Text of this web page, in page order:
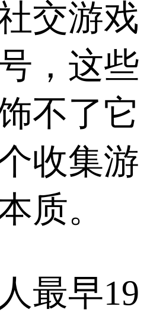
交游戏
，这些
不了它
收集游
质。
最早19